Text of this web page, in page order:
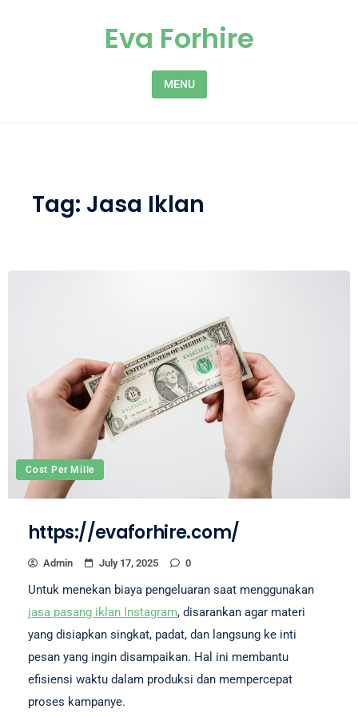
Eva Forhire
MENU
Tag: Jasa Iklan
Cost Per Mille
https://evaforhire.com/
Admin July 17, 2025 0
Untuk menekan biaya pengeluaran saat menggunakan
jasa pasang iklan Instagram, disarankan agar materi
yang disiapkan singkat, padat, dan langsung ke inti
pesan yang ingin disampaikan. Hal ini membantu
efisiensi waktu dalam produksi dan mempercepat
proses kampanye.